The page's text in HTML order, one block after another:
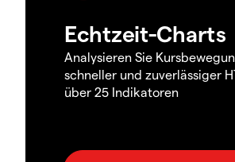
Echtzeit-Charts
Analysieren Sie
schneller und zuverlässiger
über 25 Indikatoren